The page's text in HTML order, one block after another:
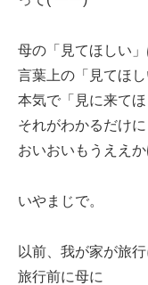
母の「見てほしい」
言葉上の「見てほ
本気で「見に来て
それがわかるだけに
おいおいもうええ
いやまじで。
以前、我が家が旅
旅行前に母に